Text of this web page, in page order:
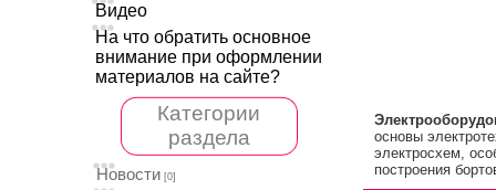
Видео
На что обратить основное
внимание при оформлении
материалов на сайте?
Категории
раздела
Новости [0]
основы
электросхем,
построения